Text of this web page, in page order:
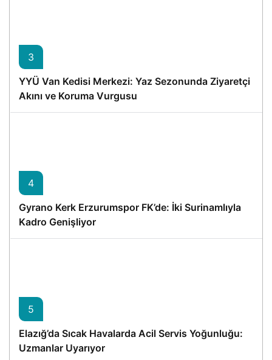
3
YYÜ Van Kedisi Merkezi: Yaz Sezonunda Ziyaretçi
Akını ve Koruma Vurgusu
4
Gyrano Kerk Erzurumspor FK’de: İki Surinamlıyla
Kadro Genişliyor
5
Elazığ’da Sıcak Havalarda Acil Servis Yoğunluğu:
Uzmanlar Uyarıyor